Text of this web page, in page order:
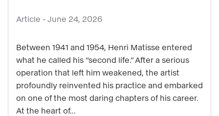
Jazz,
major
work
to
be
experienced
through
Article - June 24, 2026
Between 1941 and 1954, Henri Matisse entered
what he called his “second life.” After a serious
operation that left him weakened, the artist
profoundly reinvented his practice and embarked
on one of the most daring chapters of his career.
At the heart of...